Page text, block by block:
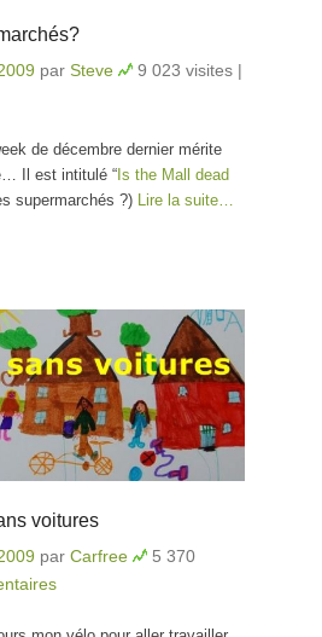
par Steve 9 023 visites |
de décembre dernier mérite
Il est intitulé “ Is the Mall dead
supermarchés ?) Lire la suite…
voitures
par Carfree
5 370